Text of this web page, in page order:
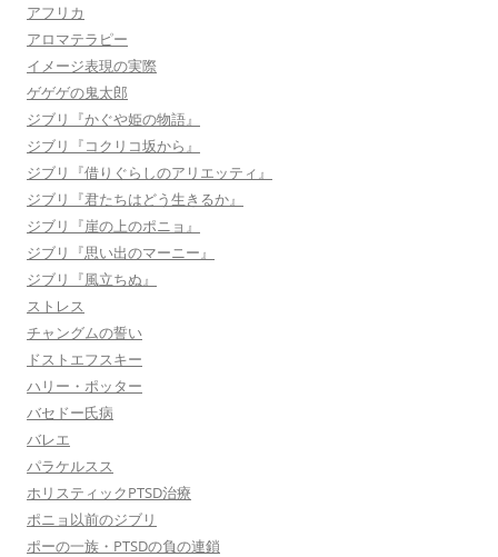
アフリカ
アロマテラピー
イメージ表現の実際
ゲゲゲの鬼太郎
ジブリ『かぐや姫の物語』
ジブリ『コクリコ坂から』
ジブリ『借りぐらしのアリエッティ』
ジブリ『君たちはどう生きるか』
ジブリ『崖の上のポニョ』
ジブリ『思い出のマーニー』
ジブリ『風立ちぬ』
ストレス
チャングムの誓い
ドストエフスキー
ハリー・ポッター
バセドー氏病
バレエ
パラケルスス
ホリスティックPTSD治療
ポニョ以前のジブリ
ポーの一族・PTSDの負の連鎖